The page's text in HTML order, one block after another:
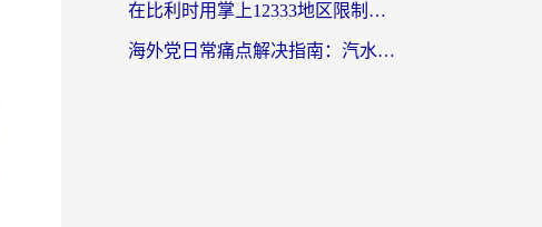
在比利时用掌上12333地区限制怎么办？海外华人亲测有效的回国加速方案
海外党日常痛点解决指南：汽水有些音乐在国外无法播放怎么办？